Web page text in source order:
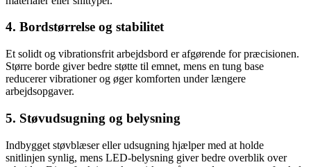
4. Bordstørrelse og stabilitet
Et solidt og vibrationsfrit arbejdsbord er afgørende for præcisionen.
Større borde giver bedre støtte til emnet, mens en tung base
reducerer vibrationer og øger komforten under længere
arbejdsopgaver.
5. Støvudsugning og belysning
Indbygget støvblæser eller udsugning hjælper med at holde
snitlinjen synlig, mens LED-belysning giver bedre overblik over